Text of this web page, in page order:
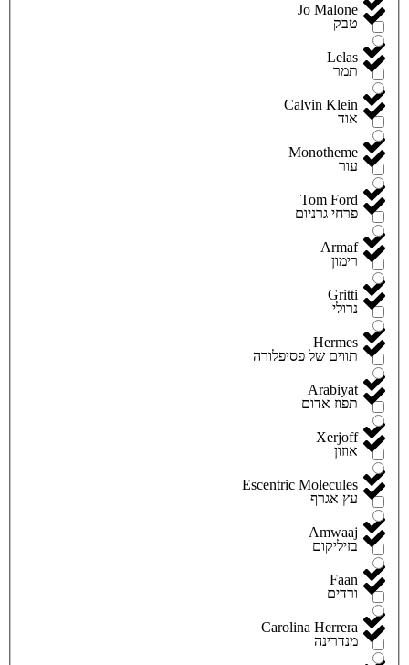
Jo Malone
Lelas
Calvin Klein
Monotheme
Tom Ford
Armaf
Gritti
Hermes
Arabiyat
Xerjoff
Escentric Molecules
Amwaaj
Faan
Carolina Herrera
טבק
תמר
אוד
עור
פרחי גרניום
רימון
נרולי
תווים של פסיפלורה
תפוז אדום
אוזון
עץ אגרף
בזיליקום
ורדים
מנדרינה